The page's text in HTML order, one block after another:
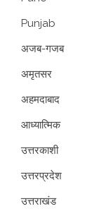
Punjab
अजब-गजब
अमृतसर
अहमदाबाद
आध्यात्मिक
उत्तरकाशी
उत्तरप्रदेश
उत्तराखंड